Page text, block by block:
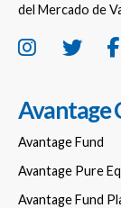
del Mercado de
Avantage
Avantage Fund
Avantage Pure
Avantage Fund